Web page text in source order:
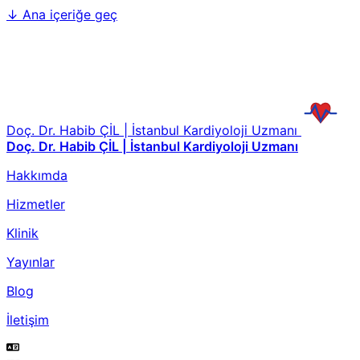
↓ Ana içeriğe geç
Doç. Dr. Habib ÇİL | İstanbul Kardiyoloji Uzmanı
Doç. Dr. Habib ÇİL | İstanbul Kardiyoloji Uzmanı
Hakkımda
Hizmetler
Klinik
Yayınlar
Blog
İletişim